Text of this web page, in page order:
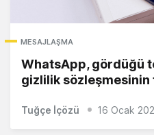
MESAJLAŞMA
WhatsApp, gördüğü
gizlilik
Tuğçe İçözü 16 Ocak